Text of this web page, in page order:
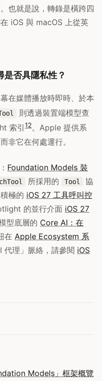
也就是說，轉錄是橫跨四
iOS 與 macOS 上從英
否具隱私性？
在媒體播放時即時、於本
則透過裝置端模型查
索引12。Apple 提供系
非它在何處運行。
Foundation Models 裝
所採用的 Tool
協
極的 iOS 27 工具呼叫控
的並行介面 iOS 27
型底層的 Core AI：在
在 Apple Ecosystem 系
代理」脈絡，請參閱 iOS
Models」框架概覽